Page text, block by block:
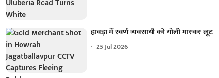
हावड़ा में स्वर्ण व्यवसायी को गोली मारकर लूट
25 Jul 2026